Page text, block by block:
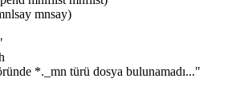
mnsay)
türü dosya bulunamadı..."